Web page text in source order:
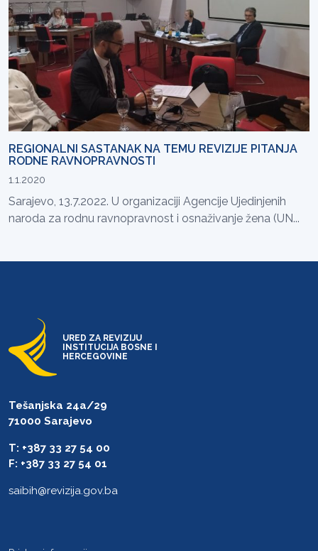
REGIONALNI SASTANAK NA TEMU REVIZIJE PITANJA
RODNE RAVNOPRAVNOSTI
1.1.2020
Sarajevo, 13.7.2022. U organizaciji Agencije Ujedinjenih
naroda za rodnu ravnopravnost i osnaživanje žena (UN...
URED ZA REVIZIJU
INSTITUCIJA BOSNE I
HERCEGOVINE
Tešanjska 24a/29
71000 Sarajevo
T: +387 33 27 54 00
F: +387 33 27 54 01
saibih@revizija.gov.ba